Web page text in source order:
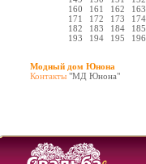
160
161 162
163
171
172 173
174
182
183 184
185
193
194 195 196
Модный дом Юнона
Контакты"МД Юнона"